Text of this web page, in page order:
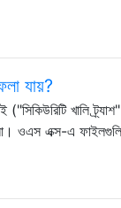
যায়?
খালি
ওএস এক্স-এ ফাইলগুলি